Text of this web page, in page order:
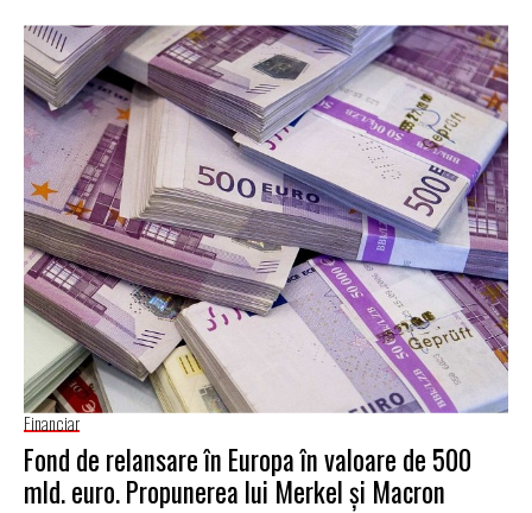
Financiar
Fond de relansare în Europa în valoare de 500
mld. euro. Propunerea lui Merkel şi Macron